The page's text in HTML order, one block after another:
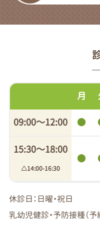
月
09:00〜12:00 ●
15:30〜18:00
△14:00-16:30
●
休診日：日曜・祝日
乳幼児健診・予防接種（予